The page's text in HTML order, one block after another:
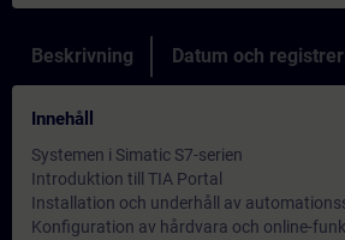
Beskrivning Datum och
Innehåll
Systemen i Simatic S7-serien
Introduktion till TIA Portal
Installation och underhåll av
Konfiguration av hårdvara och online-